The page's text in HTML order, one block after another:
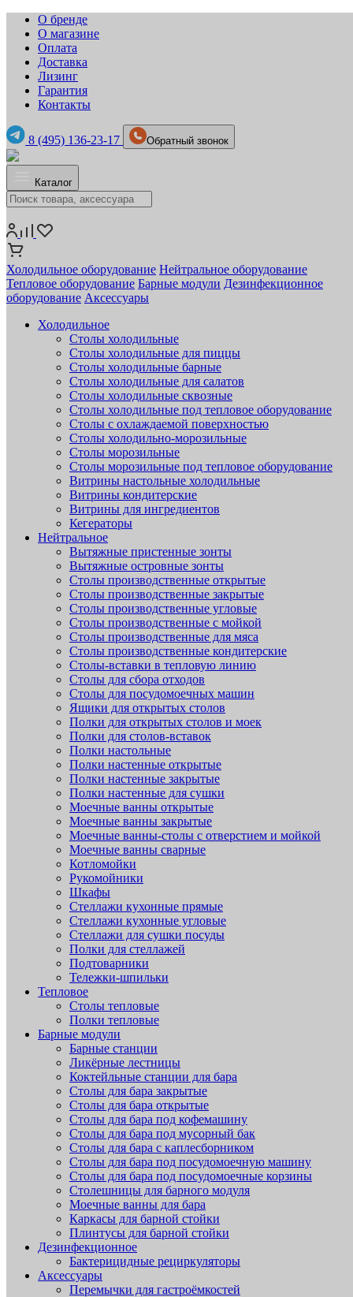
О бренде
О магазине
Оплата
Доставка
Лизинг
Гарантия
Контакты
8 (495) 136-23-17 Обратный звонок
Каталог
Холодильное оборудование Нейтральное оборудование
Тепловое оборудование Барные модули Дезинфекционное
оборудование Аксессуары
Холодильное
Столы холодильные
Столы холодильные для пиццы
Столы холодильные барные
Столы холодильные для салатов
Столы холодильные сквозные
Столы холодильные под тепловое оборудование
Столы с охлаждаемой поверхностью
Столы холодильно-морозильные
Столы морозильные
Столы морозильные под тепловое оборудование
Витрины настольные холодильные
Витрины кондитерские
Витрины для ингредиентов
Кегераторы
Нейтральное
Вытяжные пристенные зонты
Вытяжные островные зонты
Столы производственные открытые
Столы производственные закрытые
Столы производственные угловые
Столы производственные с мойкой
Столы производственные для мяса
Столы производственные кондитерские
Столы-вставки в тепловую линию
Столы для сбора отходов
Столы для посудомоечных машин
Ящики для открытых столов
Полки для открытых столов и моек
Полки для столов-вставок
Полки настольные
Полки настенные открытые
Полки настенные закрытые
Полки настенные для сушки
Моечные ванны открытые
Моечные ванны закрытые
Моечные ванны-столы с отверстием и мойкой
Моечные ванны сварные
Котломойки
Рукомойники
Шкафы
Стеллажи кухонные прямые
Стеллажи кухонные угловые
Стеллажи для сушки посуды
Полки для стеллажей
Подтоварники
Тележки-шпильки
Тепловое
Столы тепловые
Полки тепловые
Барные модули
Барные станции
Ликёрные лестницы
Коктейльные станции для бара
Столы для бара закрытые
Столы для бара открытые
Столы для бара под кофемашину
Столы для бара под мусорный бак
Столы для бара с каплесборником
Столы для бара под посудомоечную машину
Столы для бара под посудомоечные корзины
Столешницы для барного модуля
Моечные ванны для бара
Каркасы для барной стойки
Плинтусы для барной стойки
Дезинфекционное
Бактерицидные рециркуляторы
Аксессуары
Перемычки для гастроёмкостей